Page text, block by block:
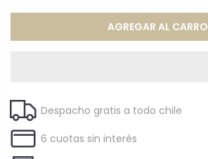
AGREGAR AL CARRO
Despacho gratis a todo chile
6 cuotas sin interés